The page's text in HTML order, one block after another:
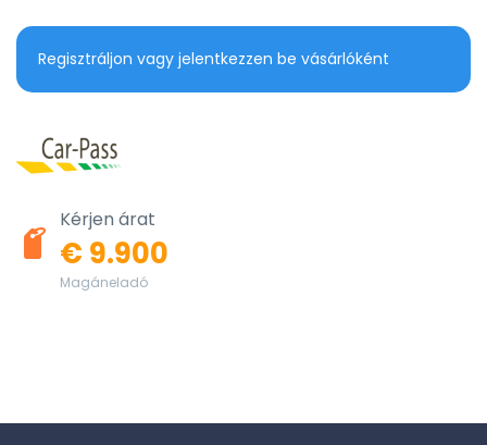
Regisztráljon vagy jelentkezzen be vásárlóként
Kérjen árat
€ 9.900
Magáneladó